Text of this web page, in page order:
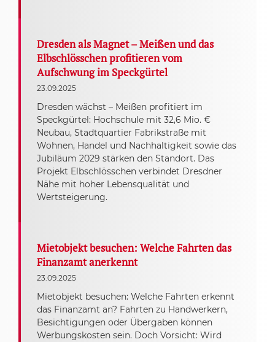
Dresden als Magnet – Meißen und das
Elbschlösschen profitieren vom
Aufschwung im Speckgürtel
23.09.2025
Dresden wächst – Meißen profitiert im
Speckgürtel: Hochschule mit 32,6 Mio. €
Neubau, Stadtquartier Fabrikstraße mit
Wohnen, Handel und Nachhaltigkeit sowie das
Jubiläum 2029 stärken den Standort. Das
Projekt Elbschlösschen verbindet Dresdner
Nähe mit hoher Lebensqualität und
Wertsteigerung.
Mietobjekt besuchen: Welche Fahrten das
Finanzamt anerkennt
23.09.2025
Mietobjekt besuchen: Welche Fahrten erkennt
das Finanzamt an? Fahrten zu Handwerkern,
Besichtigungen oder Übergaben können
Werbungskosten sein. Doch Vorsicht: Wird